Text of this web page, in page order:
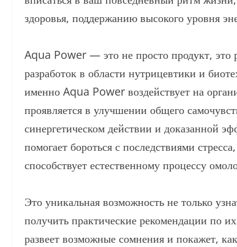
здоровья, поддержанию высокого уровня
Aqua Power — это не просто продукт, это
разработок в области нутрицевтики и
именно Aqua Power воздействует на
проявляется в улучшении общего
синергетическом действии и доказанной
помогает бороться с последствиями
способствует естественному процессу
Это уникальная возможность не только
получить практические рекомендации по
развеет возможные сомнения и покажет,